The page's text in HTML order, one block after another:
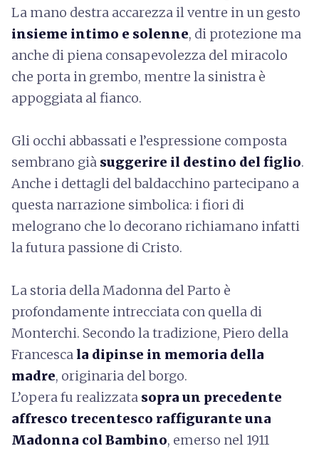
La mano destra accarezza il ventre in un gesto
insieme intimo e solenne, di protezione ma
anche di piena consapevolezza del miracolo
che porta in grembo, mentre la sinistra è
appoggiata al fianco.
Gli occhi abbassati e l’espressione composta
sembrano già suggerire il destino del figlio.
Anche i dettagli del baldacchino partecipano a
questa narrazione simbolica: i fiori di
melograno che lo decorano richiamano infatti
la futura passione di Cristo.
La storia della Madonna del Parto è
profondamente intrecciata con quella di
Monterchi. Secondo la tradizione, Piero della
Francescala dipinse in memoria della
madre, originaria del borgo.
L’opera fu realizzata sopra un precedente
affresco trecentesco raffigurante una
Madonna col Bambino, emerso nel 1911